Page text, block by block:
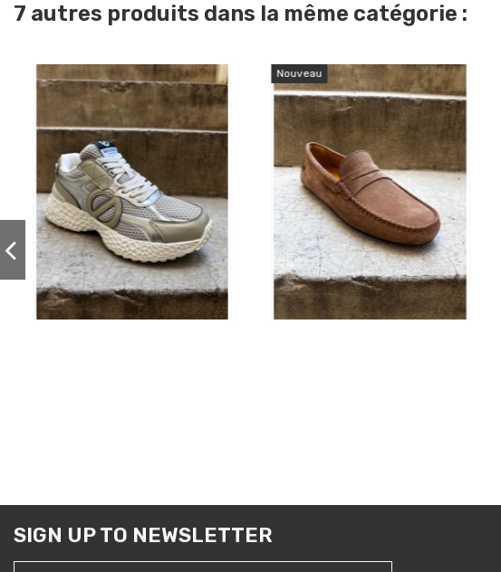
7 autres produits dans la même catégorie :
Nouveau
SIGN UP TO NEWSLETTER